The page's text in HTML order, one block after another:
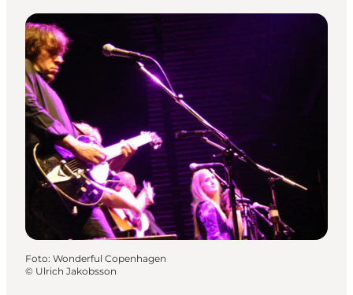
Foto: Wonderful Copenhagen
© Ulrich Jakobsson